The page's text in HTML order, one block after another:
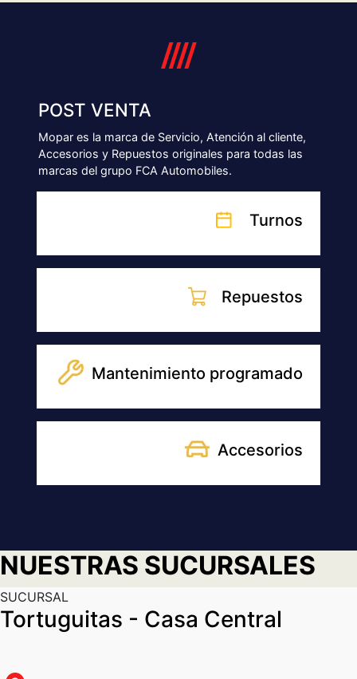
POST VENTA
Mopar es la marca de Servicio, Atención al cliente,
Accesorios y Repuestos originales para todas las
marcas del grupo FCA Automobiles.
Turnos
Repuestos
Mantenimiento programado
Accesorios
NUESTRAS SUCURSALES
SUCURSAL
Tortuguitas - Casa Central